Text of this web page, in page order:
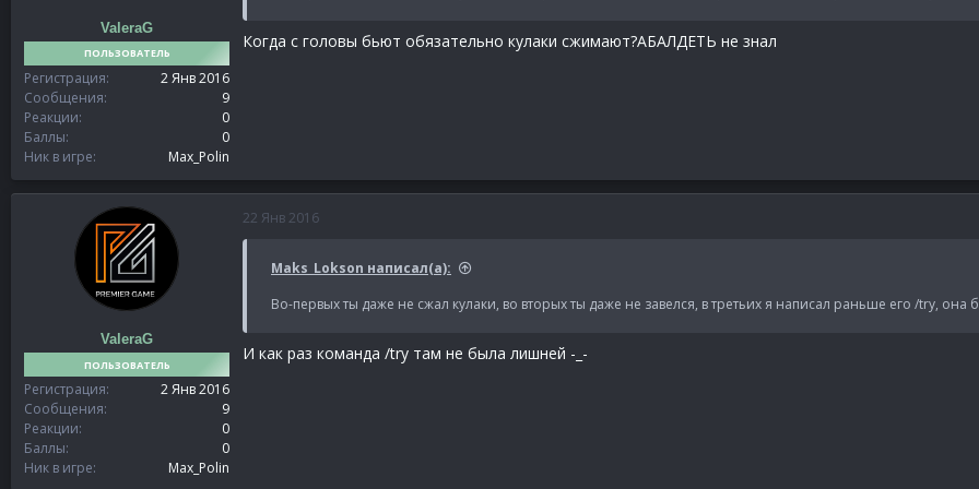
ValeraG
ПОЛЬЗОВАТЕЛЬ
Регистрация
2 Янв 2016
Сообщения
9
Реакции
0
Баллы
0
Ник в игре
Max_Polin
Когда с головы бьют обязательно кулаки сжимают?АБАЛДЕТЬ не знал
ValeraG
ПОЛЬЗОВАТЕЛЬ
Регистрация
2 Янв 2016
Сообщения
9
Реакции
0
Баллы
0
Ник в игре
Max_Polin
22 Янв 2016
Maks_Lokson написал(а):
Во-первых ты даже не сжал кулаки, во вторых ты даже не завелся, в третьих я написал раньше его /try, она
И как раз команда /try там не была лишней -_-